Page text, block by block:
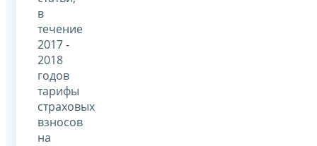
в
течение
2017 -
2018
годов
тарифы
страховых
взносов
на